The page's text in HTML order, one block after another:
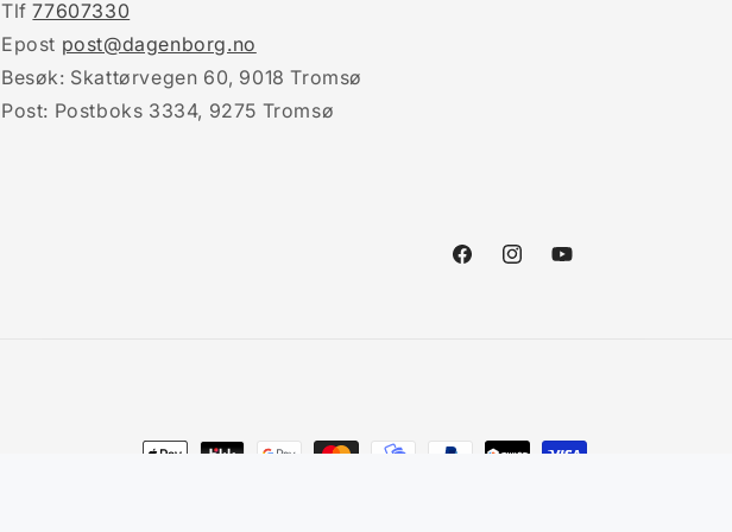
Tlf77607330
Epost post@dagenborg.no
Besøk: Skattørvegen 60, 9018 Tromsø
Post: Postboks 3334, 9275 Tromsø
FacebookInstagramYouTube
Payment